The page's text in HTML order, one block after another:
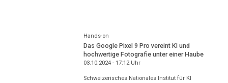
Hands-on
Das Google Pixel 9 Pro vereint KI und
hochwertige Fotografie unter einer Haube
03.10.2024 - 17:12Uhr
Schweizerisches Nationales Institut für KI